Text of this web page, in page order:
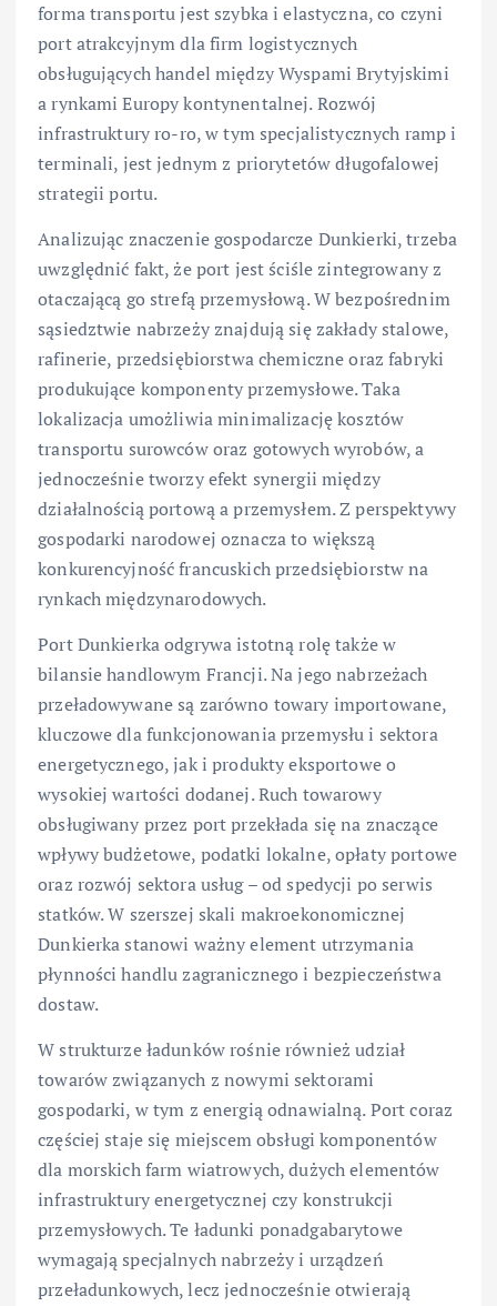
forma transportu jest szybka i elastyczna, co czyni
port atrakcyjnym dla firm logistycznych
obsługujących handel między Wyspami Brytyjskimi
a rynkami Europy kontynentalnej. Rozwój
infrastruktury ro-ro, w tym specjalistycznych ramp i
terminali, jest jednym z priorytetów długofalowej
strategii portu.
Analizując znaczenie gospodarcze Dunkierki, trzeba
uwzględnić fakt, że port jest ściśle zintegrowany z
otaczającą go strefą przemysłową. W bezpośrednim
sąsiedztwie nabrzeży znajdują się zakłady stalowe,
rafinerie, przedsiębiorstwa chemiczne oraz fabryki
produkujące komponenty przemysłowe. Taka
lokalizacja umożliwia minimalizację kosztów
transportu surowców oraz gotowych wyrobów, a
jednocześnie tworzy efekt synergii między
działalnością portową a przemysłem. Z perspektywy
gospodarki narodowej oznacza to większą
konkurencyjność francuskich przedsiębiorstw na
rynkach międzynarodowych.
Port Dunkierka odgrywa istotną rolę także w
bilansie handlowym Francji. Na jego nabrzeżach
przeładowywane są zarówno towary importowane,
kluczowe dla funkcjonowania przemysłu i sektora
energetycznego, jak i produkty eksportowe o
wysokiej wartości dodanej. Ruch towarowy
obsługiwany przez port przekłada się na znaczące
wpływy budżetowe, podatki lokalne, opłaty portowe
oraz rozwój sektora usług – od spedycji po serwis
statków. W szerszej skali makroekonomicznej
Dunkierka stanowi ważny element utrzymania
płynności handlu zagranicznego i bezpieczeństwa
dostaw.
W strukturze ładunków rośnie również udział
towarów związanych z nowymi sektorami
gospodarki, w tym z energią odnawialną. Port coraz
częściej staje się miejscem obsługi komponentów
dla morskich farm wiatrowych, dużych elementów
infrastruktury energetycznej czy konstrukcji
przemysłowych. Te ładunki ponadgabarytowe
wymagają specjalnych nabrzeży i urządzeń
przeładunkowych, lecz jednocześnie otwierają